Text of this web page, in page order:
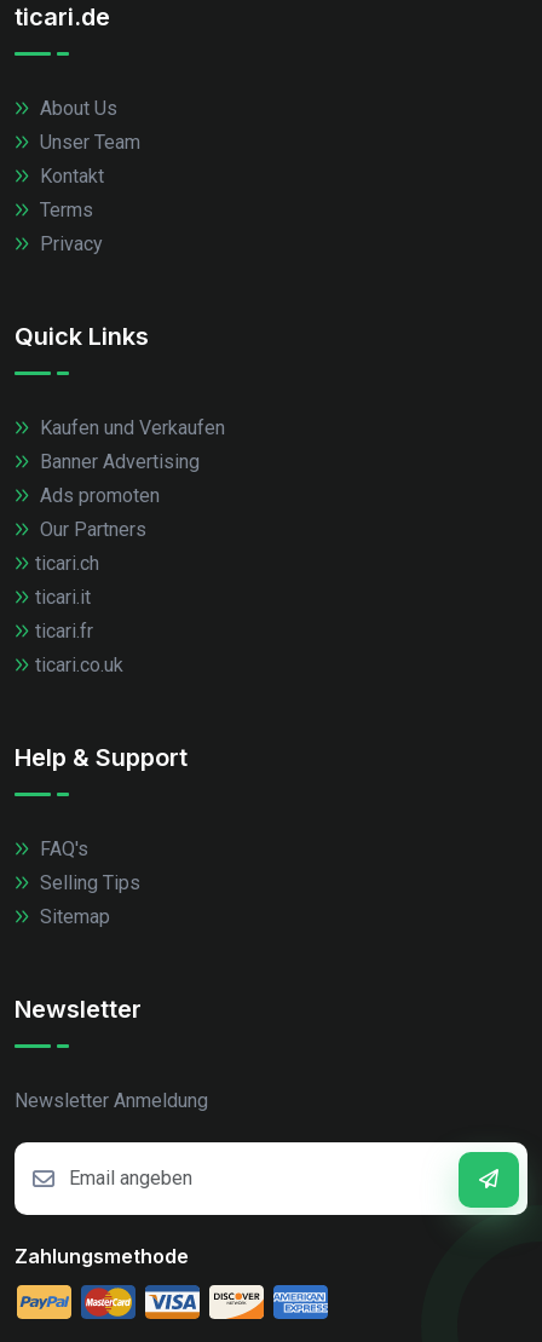
ticari.de
About Us
Unser Team
Kontakt
Terms
Privacy
Quick Links
Kaufen und Verkaufen
Banner Advertising
Ads promoten
Our Partners
ticari.ch
ticari.it
ticari.fr
ticari.co.uk
Help & Support
FAQ's
Selling Tips
Sitemap
Newsletter
Newsletter Anmeldung
Zahlungsmethode